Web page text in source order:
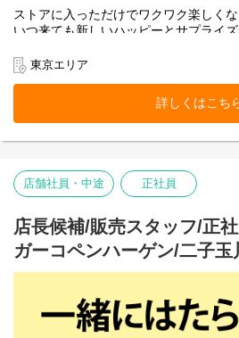
ストアに入っただけでワクワク楽しくな
いつ来ても新しいハッピーとサプライズ
働くスタッフ自身がブランドのファンで
ら。
そして売り場づくりを伸び伸び楽しめ
お客様だけでなく、スタッフも自然に
Flying Tiger Copenhagenという場所で
表参道ストアで、私たちのチームの一員
■お店の雰囲気はブログでご覧いただけ
https://blog.jp.flyingtiger.com/brand/
copenhagen/shop/omotesando
本店所在地及び本社・営業本部：
東京エリア
詳しくはこち
店舗社員・中途 正社員
店長候補/販売スタッフ/正
ガーコペンハーゲン/二子玉